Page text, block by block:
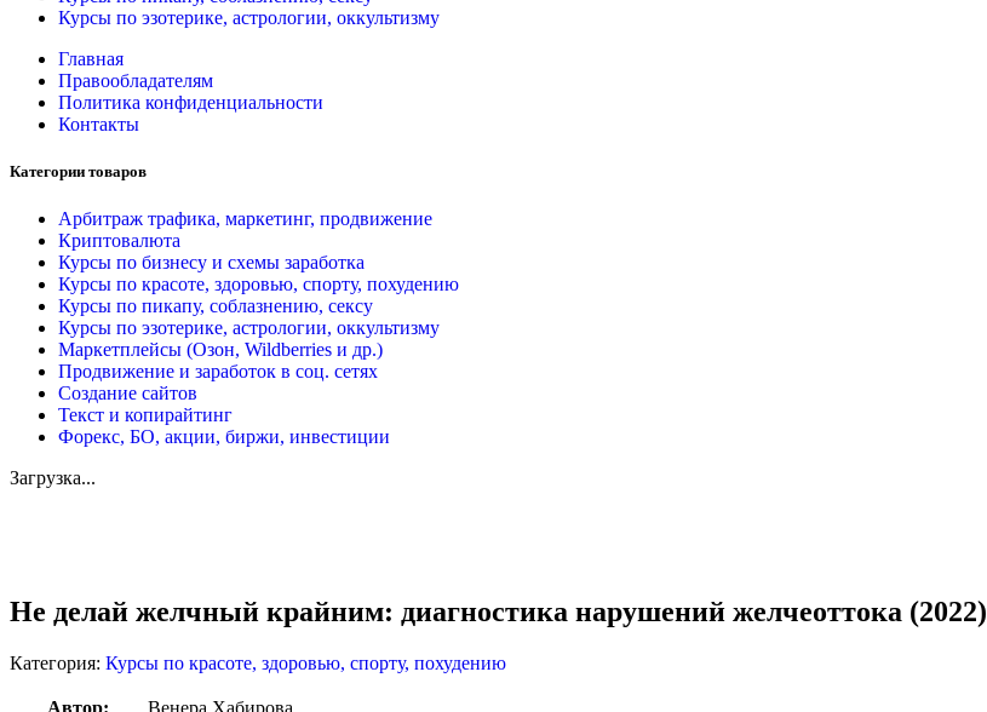
Курсы по эзотерике, астрологии, оккультизму
Главная
Правообладателям
Политика конфиденциальности
Контакты
Категории товаров
Арбитраж трафика, маркетинг, продвижение
Криптовалюта
Курсы по бизнесу и схемы заработка
Курсы по красоте, здоровью, спорту, похудению
Курсы по пикапу, соблазнению, сексу
Курсы по эзотерике, астрологии, оккультизму
Маркетплейсы (Озон, Wildberries и др.)
Продвижение и заработок в соц. сетях
Создание сайтов
Текст и копирайтинг
Форекс, БО, акции, биржи, инвестиции
Загрузка...
Не делай желчный крайним: диагностика нарушений желчеоттока (2022)
Категория: Курсы по красоте, здоровью, спорту, похудению